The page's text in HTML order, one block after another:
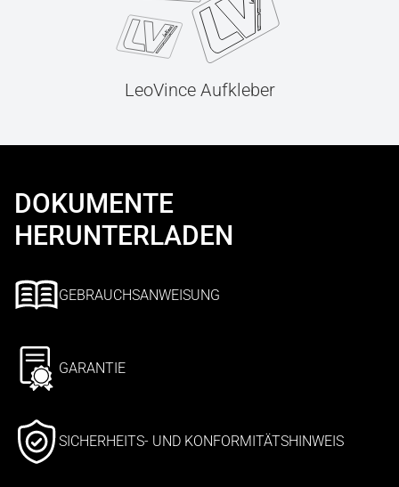
LeoVince Aufkleber
DOKUMENTE
HERUNTERLADEN
GEBRAUCHSANWEISUNG
GARANTIE
SICHERHEITS- UND KONFORMITÄTSHINWEIS